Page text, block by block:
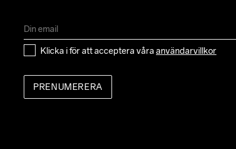
Klicka i för att acceptera våra användarvillkor
PRENUMERERA